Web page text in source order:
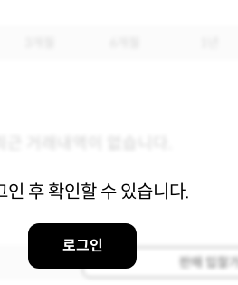
인 후 확인할 수 있습니다.
로그인
판매 입찰가